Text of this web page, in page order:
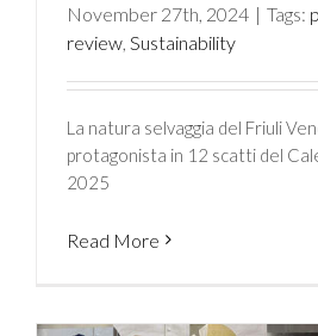
November 27th, 2024 | Tags:
review Sustainability
La natura selvaggia del Friuli
protagonista in 12 scatti del
2025
Read More